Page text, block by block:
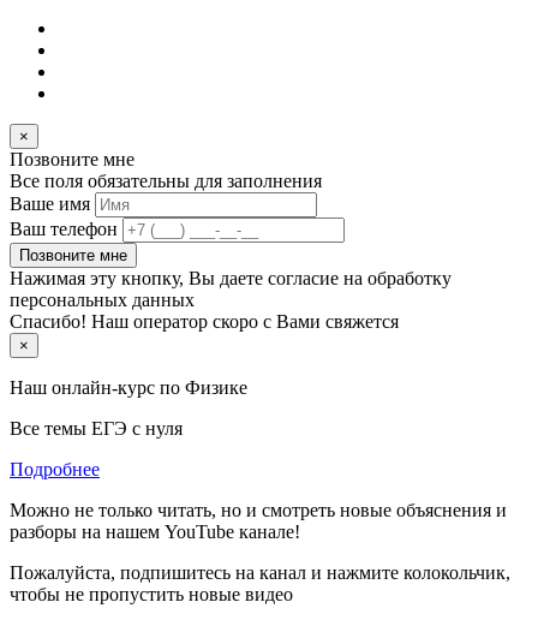
×
Позвоните мне
Все поля обязательны для заполнения
Ваше имя
Ваш телефон
Позвоните мне
Нажимая эту кнопку, Вы даете согласие на обработку
персональных данных
Спасибо! Наш оператор скоро с Вами свяжется
×
Наш онлайн-курс по Физике
Все темы ЕГЭ с нуля
Подробнее
Можно не только читать, но и смотреть новые объяснения и
разборы на нашем YouTube канале!
Пожалуйста, подпишитесь на канал и нажмите колокольчик,
чтобы не пропустить новые видео